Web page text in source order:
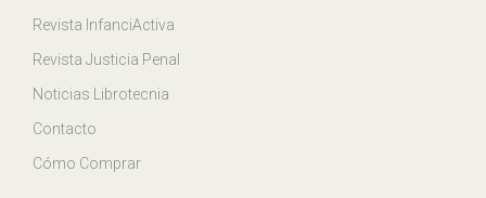
Revista InfanciActiva
Revista Justicia Penal
Noticias Librotecnia
Contacto
Cómo Comprar